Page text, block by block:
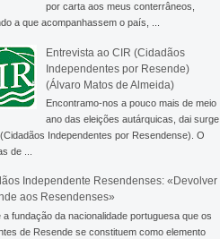
por carta aos meus conterrâneos,
a que acompanhassem o país, ...
Entrevista ao CIR (Cidadãos
Independentes por Resende)
(Álvaro Matos de Almeida)
Encontramo-nos a pouco mais de meio
ano das eleições autárquicas, dai surge
Independentes por Resendense). O
de ...
Independente Resendenses: «Devolver
aos Resendenses»
a fundação da nacionalidade portuguesa que os
de Resende se constituem como elemento